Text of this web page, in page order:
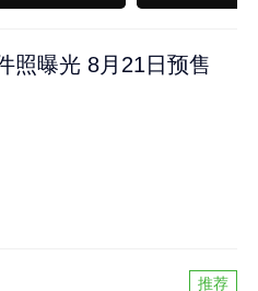
照曝光 8月21日预售
推荐